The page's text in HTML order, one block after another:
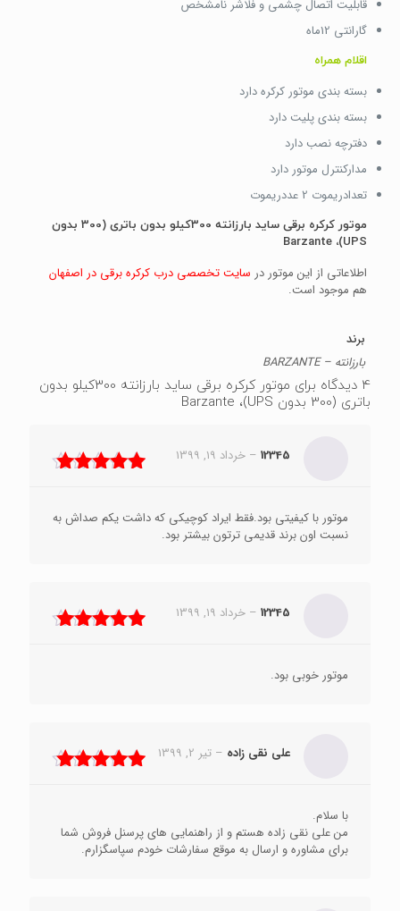
قابلیت اتصال چشمی و فلاشر نامشخص
گارانتی 12ماه
اقلام همراه
بسته بندی موتور کرکره دارد
بسته بندی پلیت دارد
دفترچه نصب دارد
مدارکنترل موتور دارد
تعدادریموت 2 عددریموت
موتور کرکره برقی ساید بارزانته 300کیلو بدون باتری (300 بدون
UPS)، Barzante
اطلاعاتی از این موتور در سایت تخصصی درب کرکره برقی در اصفهان
هم موجود است.
برند
بارزانته – BARZANTE
4 دیدگاه برای
موتور کرکره برقی ساید بارزانته 300کیلو بدون
باتری (300 بدون UPS)، Barzante
12345
– خرداد 19, 1399
موتور با کیفیتی بود.فقط ایراد کوچیکی که داشت یکم صداش به
نسبت اون برند قدیمی ترتون بیشتر بود.
12345
– خرداد 19, 1399
موتور خوبی بود.
علی نقی زاده – تیر 2, 1399
با سلام.
من علی نقی زاده هستم و از راهنمایی های پرسنل فروش شما
برای مشاوره و ارسال به موقع سفارشات خودم سپاسگزارم.